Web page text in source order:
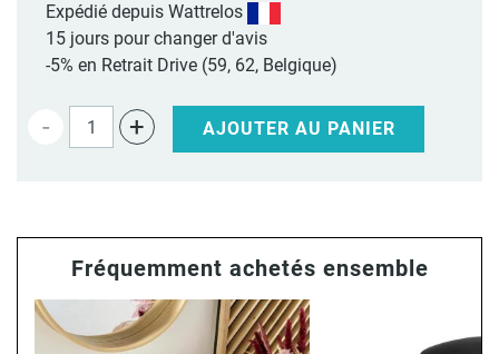
Expédié depuis Wattrelos
15 jours pour changer d'avis
-5% en Retrait Drive (59, 62, Belgique)
- + AJOUTER AU PANIER
Fréquemment achetés ensemble